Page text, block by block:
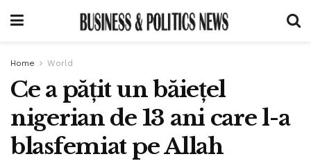
Home World
Ce a pățit un băiețel
nigerian de 13 ani care l-a
blasfemiat pe Allah